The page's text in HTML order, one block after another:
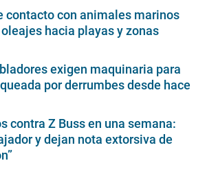
contacto con animales marinos
hacia playas y zonas
exigen maquinaria para
por derrumbes desde hace
contra Z Buss en una semana:
y dejan nota extorsiva de